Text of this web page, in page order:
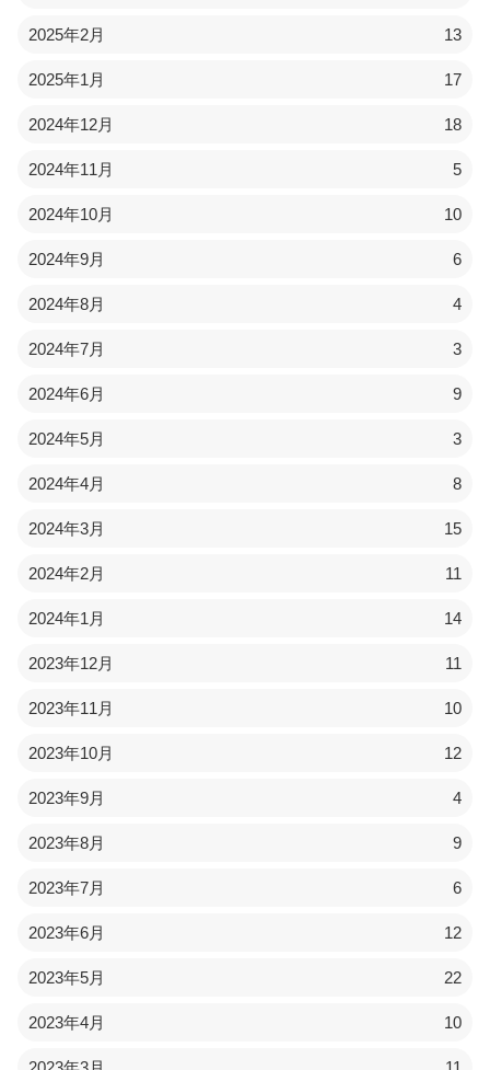
2025年2月 13
2025年1月 17
2024年12月 18
2024年11月 5
2024年10月 10
2024年9月 6
2024年8月 4
2024年7月 3
2024年6月 9
2024年5月 3
2024年4月 8
2024年3月 15
2024年2月 11
2024年1月 14
2023年12月 11
2023年11月 10
2023年10月 12
2023年9月 4
2023年8月 9
2023年7月 6
2023年6月 12
2023年5月 22
2023年4月 10